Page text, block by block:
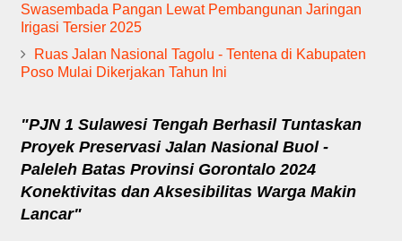
Swasembada Pangan Lewat Pembangunan Jaringan
Irigasi Tersier 2025
Ruas Jalan Nasional Tagolu - Tentena di Kabupaten
Poso Mulai Dikerjakan Tahun Ini
"PJN 1 Sulawesi Tengah Berhasil Tuntaskan
Proyek Preservasi Jalan Nasional Buol -
Paleleh Batas Provinsi Gorontalo 2024
Konektivitas dan Aksesibilitas Warga Makin
Lancar"